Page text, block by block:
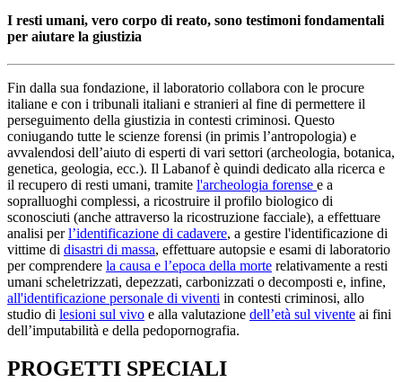
I resti umani, vero corpo di reato, sono testimoni fondamentali
per aiutare la giustizia
Fin dalla sua fondazione, il laboratorio collabora con le procure
italiane e con i tribunali italiani e stranieri al fine di permettere il
perseguimento della giustizia in contesti criminosi. Questo
coniugando tutte le scienze forensi (in primis l’antropologia) e
avvalendosi dell’aiuto di esperti di vari settori (archeologia, botanica,
genetica, geologia, ecc.). Il Labanof è quindi dedicato alla ricerca e
il recupero di resti umani, tramite l'archeologia forense e a
sopralluoghi complessi, a ricostruire il profilo biologico di
sconosciuti (anche attraverso la ricostruzione facciale), a effettuare
analisi perl’identificazione di cadavere, a gestire l'identificazione di
vittime di disastri di massa, effettuare autopsie e esami di laboratorio
per comprendere la causa e l’epoca della morte relativamente a resti
umani scheletrizzati, depezzati, carbonizzati o decomposti e, infine,
all'identificazione personale di viventi in contesti criminosi, allo
studio di lesioni sul vivo e alla valutazione dell’età sul vivente ai fini
dell’imputabilità e della pedopornografia.
PROGETTI SPECIALI